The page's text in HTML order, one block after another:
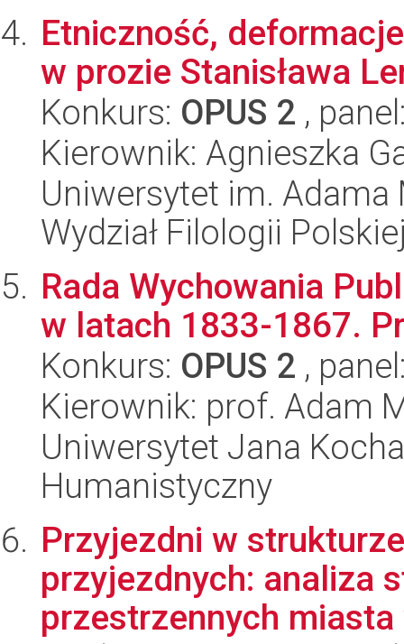
Etniczność,
w prozie Stanisława
Konkurs: OPUS 2 ,
Kierownik: Agnieszka
Uniwersytet im.
Wydział Filologii
Rada Wychowania
w latach 1833-1867.
Konkurs: OPUS 2 ,
Kierownik: prof. Adam
Uniwersytet Jana
Humanistyczny
Przyjezdni w
przyjezdnych: analiza
przestrzennych